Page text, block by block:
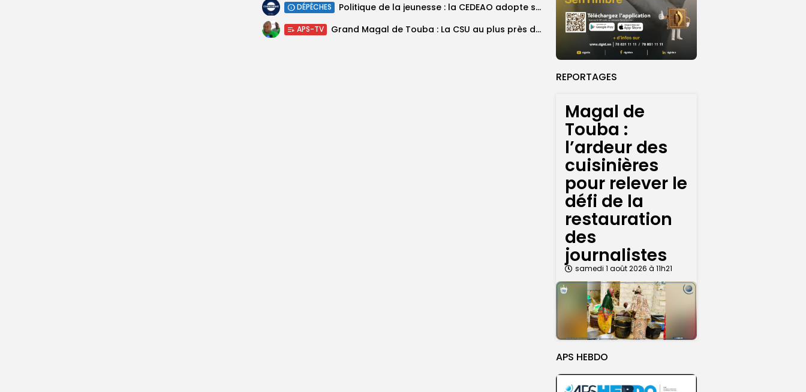
REPORTAGES
Magal de
Touba :
l’ardeur des
cuisinières
pour relever le
défi de la
restauration
des
journalistes
samedi 1 août 2026 à 11h21
APS HEBDO
DÉPÊCHES Politique de la jeunesse : la CEDEAO adopte son plan d’actions stratégiques...
APS-TV Grand Magal de Touba : La CSU au plus près des pèlerins